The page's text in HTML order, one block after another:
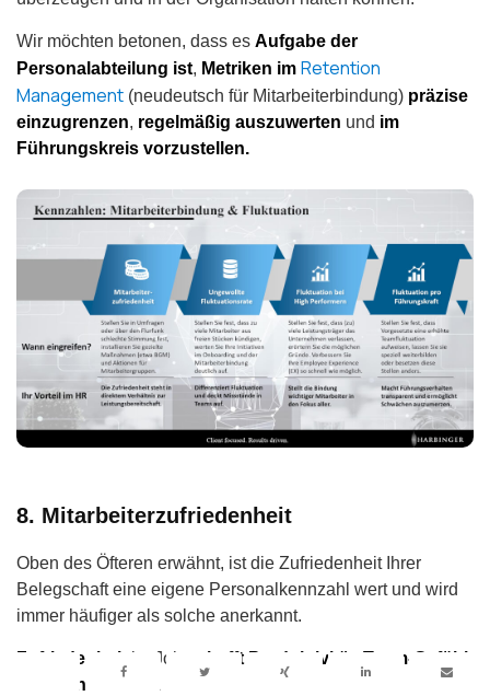
Wir möchten betonen, dass es Aufgabe der
Personalabteilung ist, Metriken im Retention
Management (neudeutsch für Mitarbeiterbindung) präzise
einzugrenzen, regelmäßig auszuwerten und im
Führungskreis vorzustellen.
8. Mitarbeiterzufriedenheit
Oben des Öfteren erwähnt, ist die Zufriedenheit Ihrer
Belegschaft eine eigene Personalkennzahl wert und wird
immer häufiger als solche anerkannt.
Zufriedenheit im Job schafft Produktivität
Team-Gefühl
Identifikation